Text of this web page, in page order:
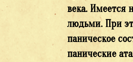
века. Имеется
людьми. При
паническое
панические